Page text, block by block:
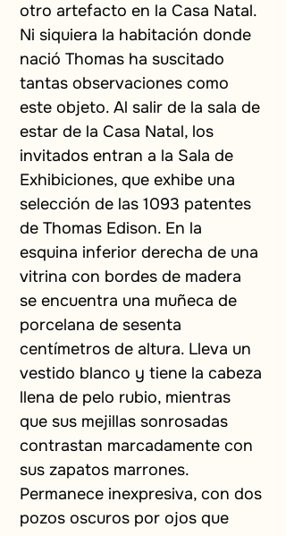
otro artefacto en la Casa Natal.
Ni siquiera la habitación donde
nació Thomas ha suscitado
tantas observaciones como
este objeto. Al salir de la sala de
estar de la Casa Natal, los
invitados entran a la Sala de
Exhibiciones, que exhibe una
selección de las 1093 patentes
de Thomas Edison. En la
esquina inferior derecha de una
vitrina con bordes de madera
se encuentra una muñeca de
porcelana de sesenta
centímetros de altura. Lleva un
vestido blanco y tiene la cabeza
llena de pelo rubio, mientras
que sus mejillas sonrosadas
contrastan marcadamente con
sus zapatos marrones.
Permanece inexpresiva, con dos
pozos oscuros por ojos que